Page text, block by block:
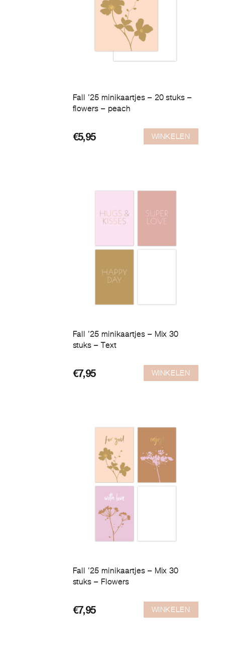
Fall ’25 minikaartjes – 20 stuks –
flowers – peach
€5,95 WINKELEN
Fall ’25 minikaartjes – Mix 30
stuks – Text
€7,95 WINKELEN
Fall ’25 minikaartjes – Mix 30
stuks – Flowers
€7,95 WINKELEN